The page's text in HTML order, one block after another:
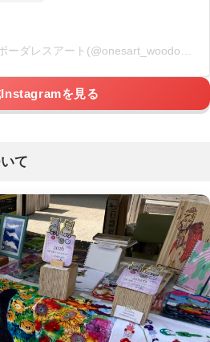
を見る
て